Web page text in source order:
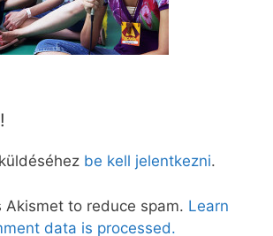
be kell jelentkezni.
Akismet to reduce spam. Learn
data is processed.